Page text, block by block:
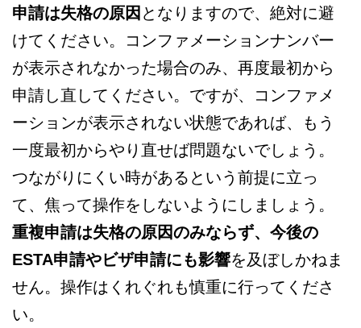
申請は失格の原因 となりますので、絶対に避
けてください。コンファメーションナンバー
が表示されなかった場合のみ、再度最初から
申請し直してください。ですが、コンファメ
ーションが表示されない状態であれば、もう
一度最初からやり直せば問題ないでしょう。
つながりにくい時があるという前提に立っ
て、焦って操作をしないようにしましょう。
重複申請は失格の原因のみならず、今後の
ESTA申請やビザ申請にも影響を及ぼしかねま
せん。操作はくれぐれも慎重に行ってくださ
い。